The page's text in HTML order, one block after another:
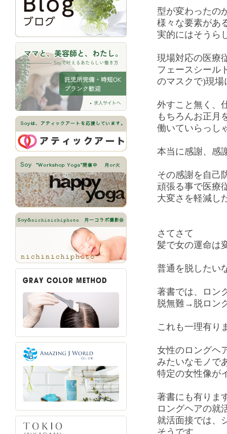
型が変わったの
様々な要素があ
実的にはそうら
現場対応の医療
フェースシール
のマスクで)現場
外すこと無く、
もちろんお正月
働いていらっし
本当に感謝、感
その感謝を自己
頑張る事で医療
大変さを軽減し
さてさて
髪で女の運命は
普通を脱したい
著書では、ロン
脱無難→脱ロン
これも一理有り
女性のロングヘ
みたいなモノで
特定の女性像が
著書にも有りま
ロングヘアの就
就活面接では、